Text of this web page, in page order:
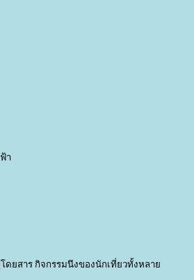
า
โดยสาร กิจกรรมนึงของนักเที่ยวทั้งหลา